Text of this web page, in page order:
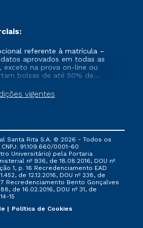
vigentes
referente à matrícula –
aprovados em todas as
exceto na prova on-line ou
bolsas de até 50% de
efetivado e/ou não tenham
sua matrícula em uma das
programas governamentais, e
nenhuma outra campanha
Santa Rita S.A. © 2026 - Todos os
91.109.660/0001-60
Universitário) pela Portaria
nº 936, de 18.08.2016, DOU nº
1, p. 16 Recredenciamento EAD
de 12.12.2016, DOU nº 238, de
17 Recredenciamento Bento Gonçalves
de 16.02.2016, DOU nº 31, de
15
Política de Cookies